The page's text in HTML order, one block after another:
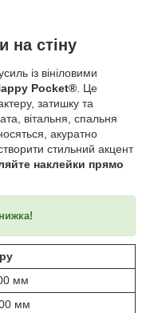
на стіну
із вініловими
Pocket®. Це
затишку та
вітальня, спальня
акуратно
стильний акцент
наклейки прямо
мм
мм